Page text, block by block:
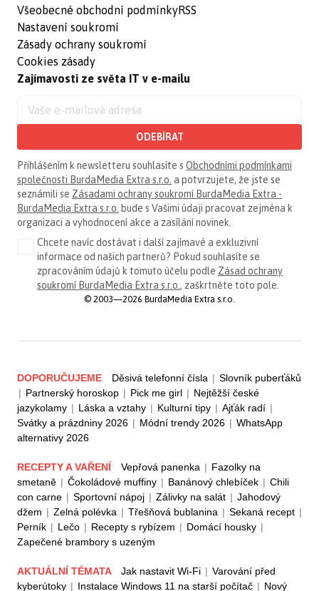
Všeobecné obchodní podmínky
Nastavení soukromí
Zásady ochrany soukromí
Cookies zásady
RSS
Zajímavosti ze světa IT v e-mailu
ODEBÍRAT
Přihlášením k newsletteru souhlasíte s Obchodními podmínkami
společnosti BurdaMedia Extra s.r.o. a potvrzujete, že jste se
seznámili se Zásadami ochrany soukromí BurdaMedia Extra -
BurdaMedia Extra s.r.o. bude s Vašimi údaji pracovat zejména k
organizaci a vyhodnocení akce a zasílání novinek.
Chcete navíc dostávat i další zajímavé a exkluzivní
informace od našich partnerů? Pokud souhlasíte se
zpracováním údajů k tomuto účelu podle Zásad ochrany
soukromí BurdaMedia Extra s.r.o. , zaškrtněte toto pole.
© 2003—2026 BurdaMedia Extra s.r.o.
DOPORUČUJEME Děsivá telefonní čísla | Slovník puberťáků
| Partnerský horoskop | Pick me girl | Nejtěžší české
jazykolamy | Láska a vztahy | Kulturní tipy | Ajťák radí |
Svátky a prázdniny 2026 | Módní trendy 2026 | WhatsApp
alternativy 2026
RECEPTY A VAŘENÍ Vepřová panenka | Fazolky na
smetaně | Čokoládové muffiny | Banánový chlebíček | Chili
con carne | Sportovní nápoj | Zálivky na salát | Jahodový
džem | Zelná polévka | Třešňová bublanina | Sekaná recept |
Perník | Lečo | Recepty s rybízem | Domácí housky |
Zapečené brambory s uzeným
AKTUÁLNÍ TÉMATA Jak nastavit Wi-Fi | Varování před
kyberútoky | Instalace Windows 11 na starší počítač | Nový